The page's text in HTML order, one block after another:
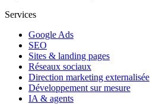
Services
Google Ads
SEO
Sites & landing pages
Réseaux sociaux
Direction marketing externalisée
Développement sur mesure
IA & agents